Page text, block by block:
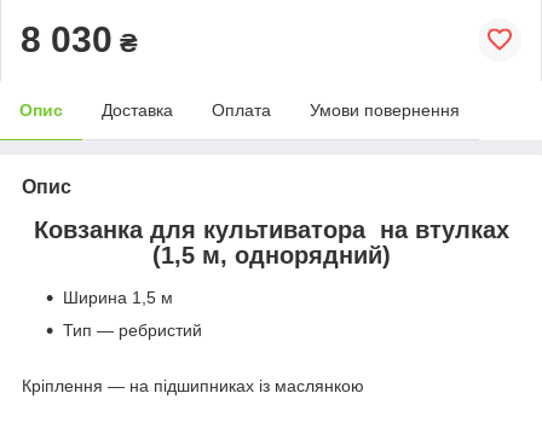
8 030 ₴
Опис Доставка Оплата Умови повернення
Опис
Ковзанка для культиватора на втулках
(1,5 м, однорядний)
Ширина 1,5 м
Тип — ребристий
Кріплення — на підшипниках із маслянкою